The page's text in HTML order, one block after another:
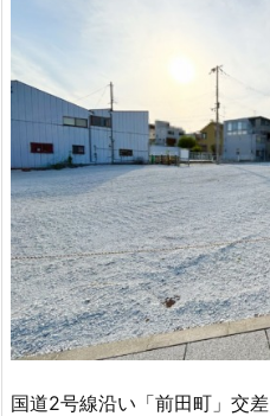
国道2号線沿い「前田町」交差